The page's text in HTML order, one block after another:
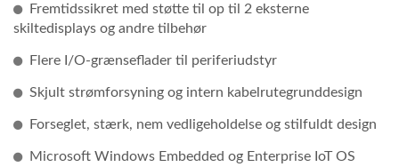
Fremtidssikret med støtte til op til 2 eksterne
skiltedisplays og andre tilbehør
Flere I/O-grænseflader til periferiudstyr
Skjult strømforsyning og intern kabelrutegrunddesign
Forseglet, stærk, nem vedligeholdelse og stilfuldt design
Microsoft Windows Embedded og Enterprise IoT OS